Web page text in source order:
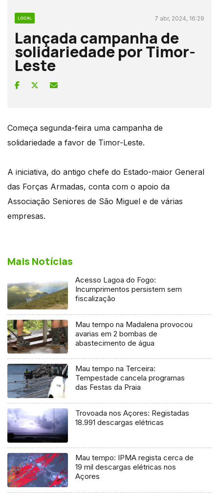
LOCAL 7 abr, 2024, 16:29
Lançada campanha de
solidariedade por Timor-
Leste
Começa segunda-feira uma campanha de
solidariedade a favor de Timor-Leste.
A iniciativa, do antigo chefe do Estado-maior General
das Forças Armadas, conta com o apoio da
Associação Seniores de São Miguel e de várias
empresas.
Mais Notícias
Acesso Lagoa do Fogo:
Incumprimentos persistem sem
fiscalização
Mau tempo na Madalena provocou
avarias em 2 bombas de
abastecimento de água
Mau tempo na Terceira:
Tempestade cancela programas
das Festas da Praia
Trovoada nos Açores: Registadas
18.991 descargas elétricas
Mau tempo: IPMA regista cerca de
19 mil descargas elétricas nos
Açores